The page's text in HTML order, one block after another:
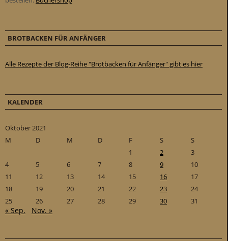
BROTBACKEN FÜR ANFÄNGER
Alle Rezepte der Blog-Reihe "Brotbacken für Anfänger" gibt es hier
KALENDER
Oktober 2021
M
D M D F S
S
1
2
3
4
5 6 7 8 9
10
11
12 13 14 15 16
17
18
19 20 21 22 23
24
25
26 27 28 29 30 31
« Sep. Nov. »